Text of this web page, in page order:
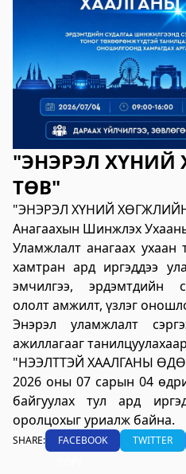
"ЭНЭРЭЛ
ТӨВ"
"ЭНЭРЭЛ ХҮНИЙ
Анагаахын Шинжлэх
Уламжлалт анагаах ухаан
хамтран ард иргэддээ
эмчилгээ, эрдэмтдийн
ололт амжилт, үзлэг
Энэрэл уламжлалт
ажиллагааг танилцуулахаар
"НЭЭЛТТЭЙ ХААЛГАНЫ
2026 оны 07 сарын 04
байгуулах тул ард
оролцохыг уриалж байна.
SHARE: FACEBOOK TWITTER